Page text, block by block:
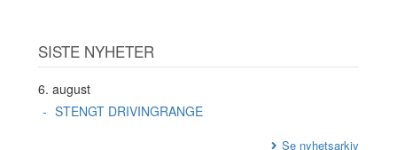
SISTE NYHETER
6. august
STENGT DRIVINGRANGE
Se nyhetsarkiv